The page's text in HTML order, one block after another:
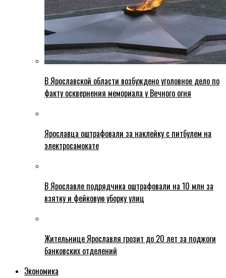
В Ярославской области возбуждено уголовное дело по
факту осквернения мемориала у Вечного огня
Ярославца оштрафовали за наклейку с питбулем на
электросамокате
В Ярославле подрядчика оштрафовали на 10 млн за
взятку и фейковую уборку улиц
Жительнице Ярославля грозит до 20 лет за поджоги
банковских отделений
Экономика